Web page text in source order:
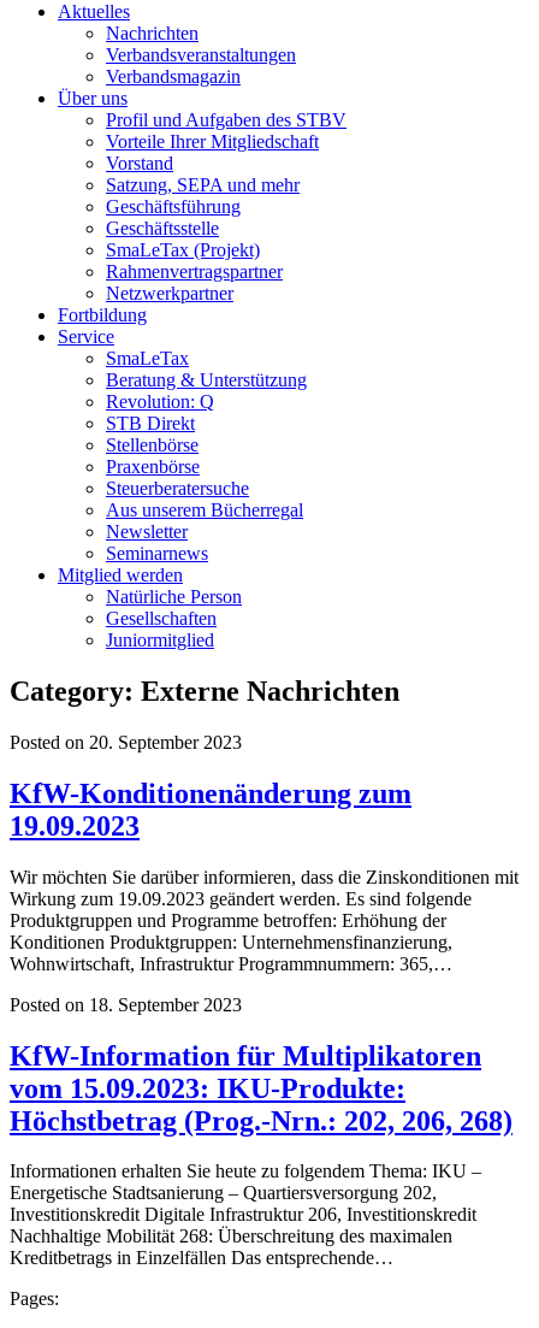
Aktuelles
Nachrichten
Verbandsveranstaltungen
Verbandsmagazin
Über uns
Profil und Aufgaben des STBV
Vorteile Ihrer Mitgliedschaft
Vorstand
Satzung, SEPA und mehr
Geschäftsführung
Geschäftsstelle
SmaLeTax (Projekt)
Rahmenvertragspartner
Netzwerkpartner
Fortbildung
Service
SmaLeTax
Beratung & Unterstützung
Revolution: Q
STB Direkt
Stellenbörse
Praxenbörse
Steuerberatersuche
Aus unserem Bücherregal
Newsletter
Seminarnews
Mitglied werden
Natürliche Person
Gesellschaften
Juniormitglied
Category: Externe Nachrichten
Posted on 20. September 2023
KfW-Konditionenänderung zum
19.09.2023
Wir möchten Sie darüber informieren, dass die Zinskonditionen mit
Wirkung zum 19.09.2023 geändert werden. Es sind folgende
Produktgruppen und Programme betroffen: Erhöhung der
Konditionen Produktgruppen: Unternehmensfinanzierung,
Wohnwirtschaft, Infrastruktur Programmnummern: 365,…
Posted on 18. September 2023
KfW-Information für Multiplikatoren
vom 15.09.2023: IKU-Produkte:
Höchstbetrag (Prog.-Nrn.: 202, 206, 268)
Informationen erhalten Sie heute zu folgendem Thema: IKU –
Energetische Stadtsanierung – Quartiersversorgung 202,
Investitionskredit Digitale Infrastruktur 206, Investitionskredit
Nachhaltige Mobilität 268: Überschreitung des maximalen
Kreditbetrags in Einzelfällen Das entsprechende…
Pages: